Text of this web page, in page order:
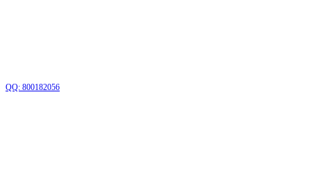
QQ: 800182056